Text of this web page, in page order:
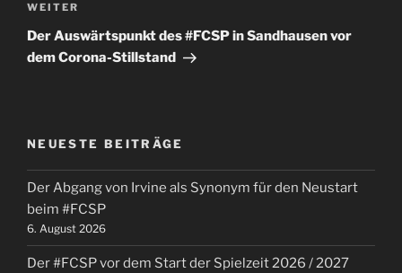
Nächster
Beitrag
WEITER
Der Auswärtspunkt des #FCSP in Sandhausen vor
dem Corona-Stillstand
NEUESTE BEITRÄGE
Der Abgang von Irvine als Synonym für den Neustart
beim #FCSP
6. August 2026
Der #FCSP vor dem Start der Spielzeit 2026 / 2027